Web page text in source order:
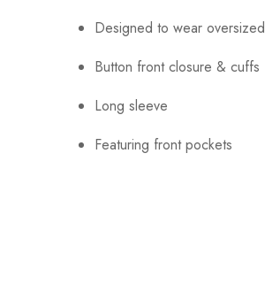
Designed to wear oversized
Button front closure & cuffs
Long sleeve
Featuring front pockets